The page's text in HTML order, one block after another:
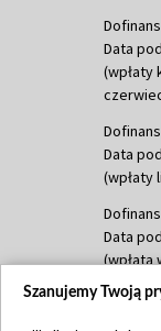
Data
(wpłaty
Data
(wpłaty
Data
(wpłata
Szanujemy Twoją